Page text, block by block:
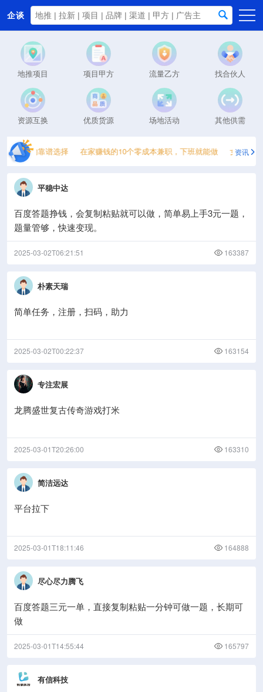
企谈
首页
商务资源
资讯动态
关于我们
地推项目 项目甲方 流量乙方 找合伙人
资源互换 优质货源 场地活动 其他供需
提现的靠谱选择 在家赚钱的10个零成本兼职，下班就能做 女生居家
资讯
平稳中达
百度答题挣钱，会复制粘贴就可以做，简单易上手3元一题，
题量管够，快速变现。
2025-03-02T06:21:51 163387
朴素天瑞
简单任务，注册，扫码，助力
2025-03-02T00:22:37 163154
专注宏展
龙腾盛世复古传奇游戏打米
2025-03-01T20:26:00 163310
简洁远达
平台拉下
2025-03-01T18:11:46 164888
尽心尽力腾飞
百度答题三元一单，直接复制粘贴一分钟可做一题，长期可
做
2025-03-01T14:55:44 165797
有信科技